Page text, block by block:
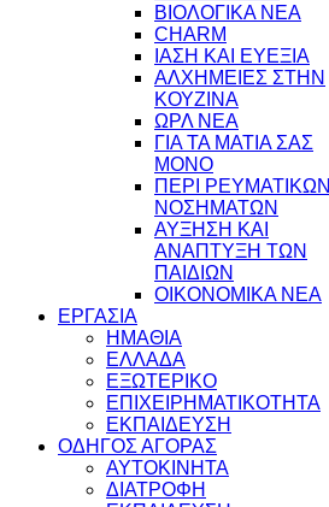
ΒΙΟΛΟΓΙΚΑ ΝΕΑ
CHARM
ΙΑΣΗ ΚΑΙ ΕΥΕΞΙΑ
ΑΛΧΗΜΕΙΕΣ ΣΤΗΝ
ΚΟΥΖΙΝΑ
ΩΡΛ ΝEA
ΓΙΑ ΤΑ ΜΑΤΙΑ ΣΑΣ
ΜΟΝΟ
ΠΕΡΙ ΡΕΥΜΑΤΙΚΩΝ
ΝΟΣΗΜΑΤΩΝ
ΑΥΞΗΣΗ ΚΑΙ
ΑΝΑΠΤΥΞΗ ΤΩΝ
ΠΑΙΔΙΩΝ
ΟΙΚΟΝΟΜΙΚΑ ΝΕΑ
ΕΡΓΑΣΙΑ
ΗΜΑΘΙΑ
ΕΛΛΑΔΑ
ΕΞΩΤΕΡΙΚΟ
ΕΠΙΧΕΙΡΗΜΑΤΙΚΟΤΗΤΑ
ΕΚΠΑΙΔΕΥΣΗ
ΟΔΗΓΟΣ ΑΓΟΡΑΣ
ΑΥΤΟΚΙΝΗΤΑ
ΔΙΑΤΡΟΦΗ